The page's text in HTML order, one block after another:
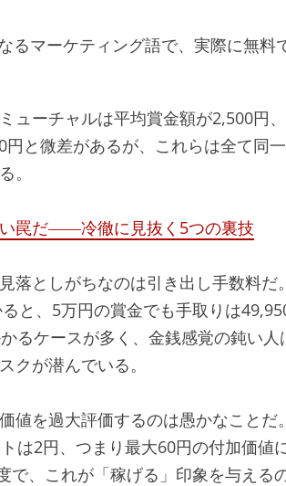
るマーケティング語で、実際に無
ューチャルは平均賞金額が2,500円、
円と微差があるが、これらは全て同
。
罠だ――冷徹に見抜く5つの裏技
落としがちなのは引き出し手数料だ
と、5万円の賞金でも手取りは
るケースが多く、金銭感覚の鈍い人
クが潜んでいる。
値を過大評価するのは愚かなこと
は2円、つまり最大60円の付加価値
で、これが「稼げる」印象を与える